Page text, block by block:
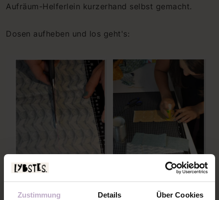
Zustimmung Details Über Cookies
Aufräum-Helferlein kurzerhand selbst gemacht.
Dosen aufheben und los geht's: